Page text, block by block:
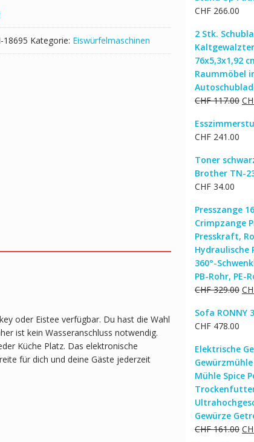
18695 Kategorie: Eiswürfelmaschinen
oder Eistee verfügbar. Du hast die Wahl
ist kein Wasseranschluss notwendig.
Küche Platz. Das elektronische
für dich und deine Gäste jederzeit
CHF 266.00
2 Stk.
76x5,3x1,92
Raummöbel
CHF117.00
CHF 241.00
Toner
Brother TN-
CHF 34.00
Presszange
Crimpzange
Presskraft,
Hydraulische
360°-
PB-Rohr, PE-
CHF329.00
Sofa
CHF 478.00
Elektrische
Mühle Spice
Gewürze
CHF161.00